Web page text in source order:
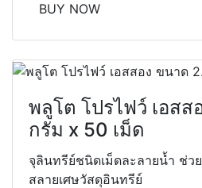
BUY NOW
พลูโต โปรไฟว์ เอสส
กรัม x 50 เม็ด
จุลินทรีย์ชนิดเม็ดละลายน้ำ ช่ว
สลายเศษวัสดุอินทรีย์